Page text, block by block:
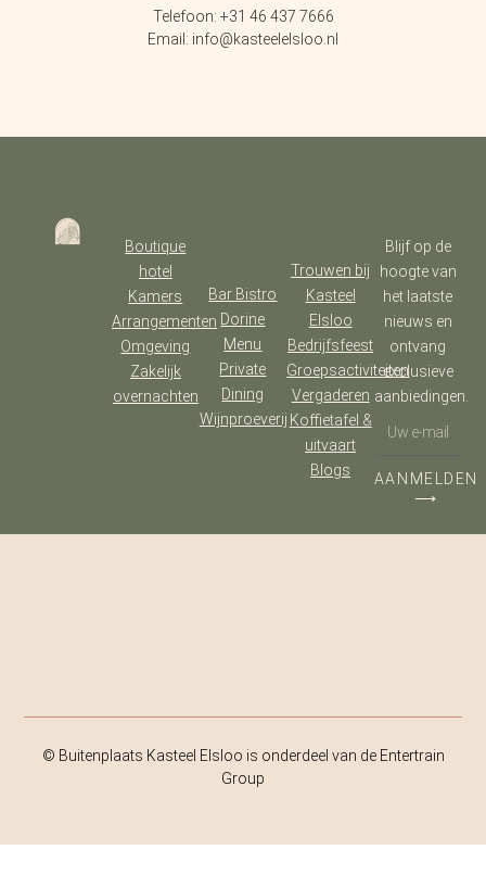
Telefoon: +31 46 437 7666
Email: info@kasteelelsloo.nl
Boutique
hotel
Kamers
Arrangementen
Omgeving
Zakelijk
overnachten
Bar Bistro
Dorine
Menu
Private
Dining
Wijnproeverij
Trouwen bij
Kasteel
Elsloo
Bedrijfsfeest
Groepsactiviteiten
Vergaderen
Koffietafel &
uitvaart
Blogs
Blijf op de
hoogte van
het laatste
nieuws en
ontvang
exclusieve
aanbiedingen.
AANMELDEN
⟶
© Buitenplaats Kasteel Elsloo is onderdeel van de Entertrain
Group